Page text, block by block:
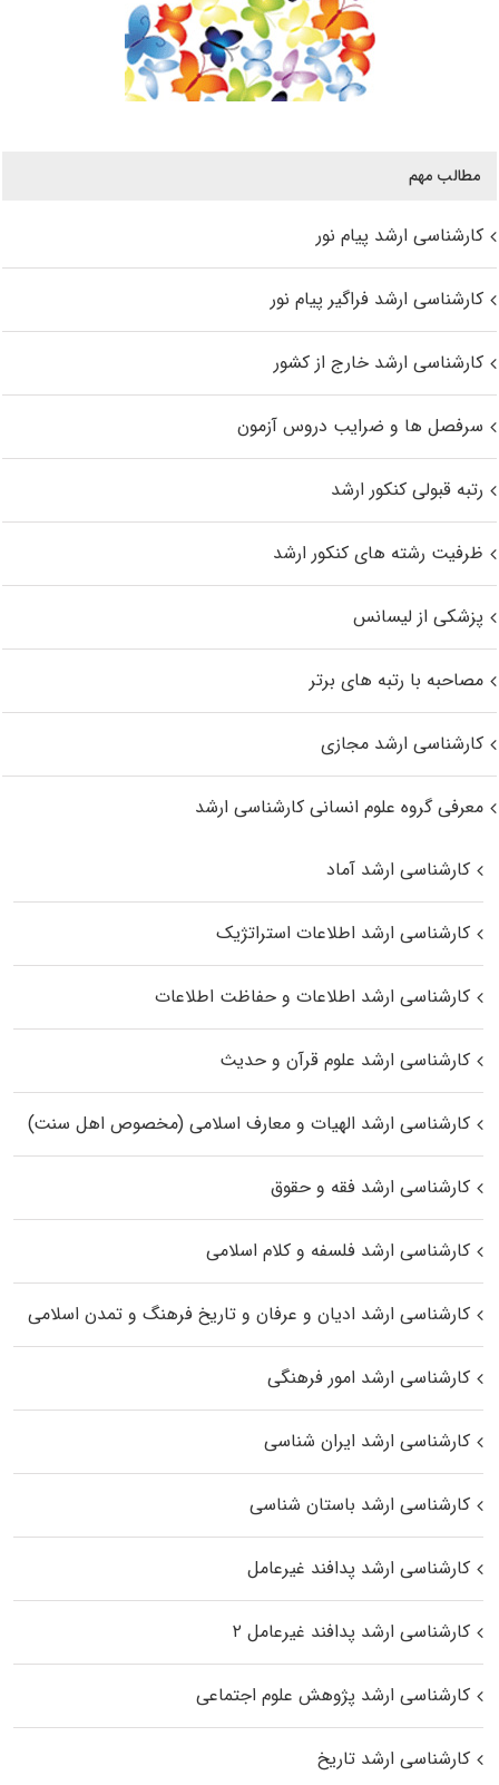
مطالب مهم
کارشناسی ارشد پیام نور
کارشناسی ارشد فراگیر پیام نور
کارشناسی ارشد خارج از کشور
سرفصل ها و ضرایب دروس آزمون
رتبه قبولی کنکور ارشد
ظرفیت رشته های کنکور ارشد
پزشکی از لیسانس
مصاحبه با رتبه های برتر
کارشناسی ارشد مجازی
معرفی گروه علوم انسانی کارشناسی ارشد
کارشناسی ارشد آماد
کارشناسی ارشد اطلاعات استراتژیک
کارشناسی ارشد اطلاعات و حفاظت اطلاعات
کارشناسی ارشد علوم قرآن و حدیث
کارشناسی ارشد الهیات و معارف اسلامی (مخصوص اهل سنت)
کارشناسی ارشد فقه و حقوق
کارشناسی ارشد فلسفه و کلام اسلامی
کارشناسی ارشد ادیان و عرفان و تاریخ فرهنگ و تمدن اسلامی
کارشناسی ارشد امور فرهنگی
کارشناسی ارشد ایران شناسی
کارشناسی ارشد باستان شناسی
کارشناسی ارشد پدافند غیرعامل
کارشناسی ارشد پدافند غیرعامل ۲
کارشناسی ارشد پژوهش علوم اجتماعی
کارشناسی ارشد تاریخ